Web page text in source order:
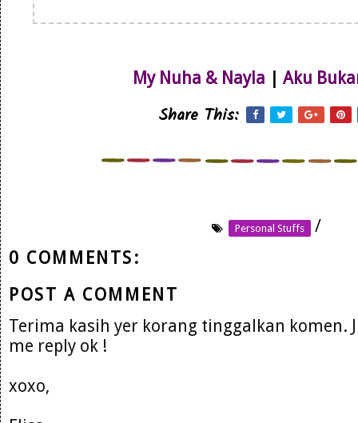
My Nuha & Nayla | Aku
Share This:
Personal Stuffs
/
0 COMMENTS:
POST A COMMENT
Terima kasih yer korang tinggalkan komen.
me reply ok !
xoxo,